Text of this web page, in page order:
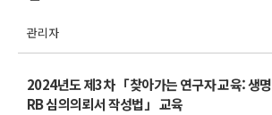
관리자
2024년도 제3차 「찾아가는 연구자 교육: 생
RB 심의의뢰서 작성법」 교육